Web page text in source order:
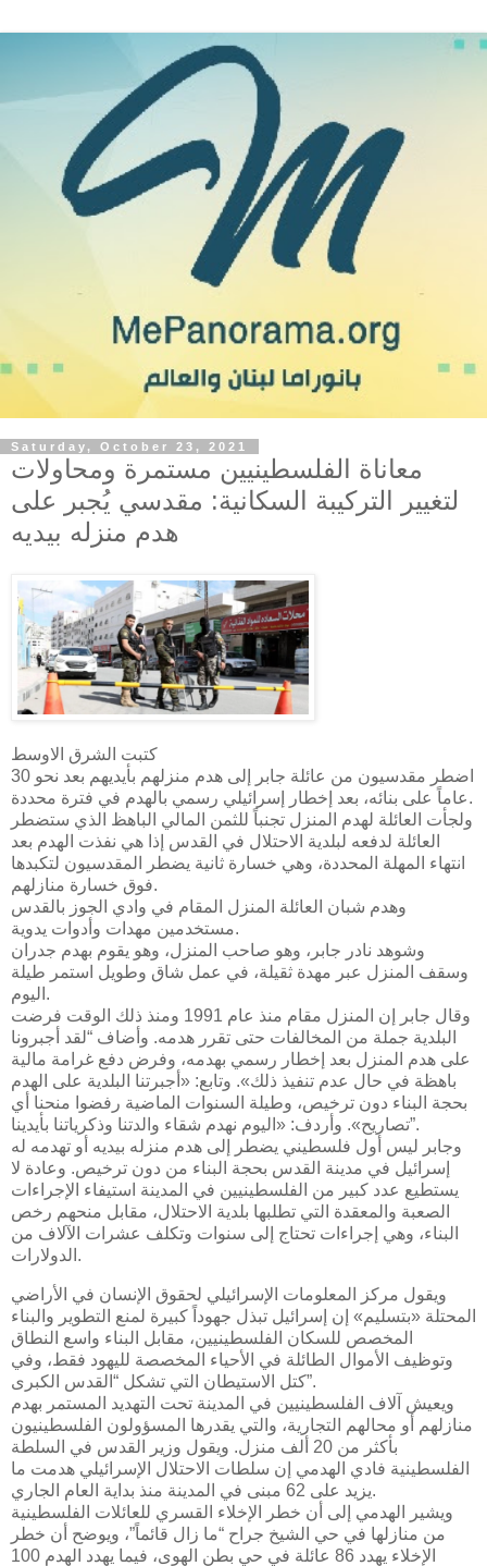
Saturday, October 23, 2021
معاناة الفلسطينيين مستمرة ومحاولات
لتغيير التركيبة السكانية: مقدسي يُجبر على
هدم منزله بيديه
كتبت الشرق الاوسط
اضطر مقدسيون من عائلة جابر إلى هدم منزلهم بأيديهم بعد نحو 30
عاماً على بنائه، بعد إخطار إسرائيلي رسمي بالهدم في فترة محددة.
ولجأت العائلة لهدم المنزل تجنباً للثمن المالي الباهظ الذي ستضطر
العائلة لدفعه لبلدية الاحتلال في القدس إذا هي نفذت الهدم بعد
انتهاء المهلة المحددة، وهي خسارة ثانية يضطر المقدسيون لتكبدها
فوق خسارة منازلهم.
وهدم شبان العائلة المنزل المقام في وادي الجوز بالقدس
مستخدمين مهدات وأدوات يدوية.
وشوهد نادر جابر، وهو صاحب المنزل، وهو يقوم بهدم جدران
وسقف المنزل عبر مهدة ثقيلة، في عمل شاق وطويل استمر طيلة
اليوم.
وقال جابر إن المنزل مقام منذ عام 1991 ومنذ ذلك الوقت فرضت
البلدية جملة من المخالفات حتى تقرر هدمه. وأضاف “لقد أجبرونا
على هدم المنزل بعد إخطار رسمي بهدمه، وفرض دفع غرامة مالية
باهظة في حال عدم تنفيذ ذلك». وتابع: «أجبرتنا البلدية على الهدم
بحجة البناء دون ترخيص، وطيلة السنوات الماضية رفضوا منحنا أي
تصاريح». وأردف: «اليوم نهدم شقاء والدتنا وذكرياتنا بأيدينا”.
وجابر ليس أول فلسطيني يضطر إلى هدم منزله بيديه أو تهدمه له
إسرائيل في مدينة القدس بحجة البناء من دون ترخيص. وعادة لا
يستطيع عدد كبير من الفلسطينيين في المدينة استيفاء الإجراءات
الصعبة والمعقدة التي تطلبها بلدية الاحتلال، مقابل منحهم رخص
البناء، وهي إجراءات تحتاج إلى سنوات وتكلف عشرات الآلاف من
الدولارات.
ويقول مركز المعلومات الإسرائيلي لحقوق الإنسان في الأراضي
المحتلة «بتسليم» إن إسرائيل تبذل جهوداً كبيرة لمنع التطوير والبناء
المخصص للسكان الفلسطينيين، مقابل البناء واسع النطاق
وتوظيف الأموال الطائلة في الأحياء المخصصة لليهود فقط، وفي
كتل الاستيطان التي تشكل “القدس الكبرى”.
ويعيش آلاف الفلسطينيين في المدينة تحت التهديد المستمر بهدم
منازلهم أو محالهم التجارية، والتي يقدرها المسؤولون الفلسطينيون
بأكثر من 20 ألف منزل. ويقول وزير القدس في السلطة
الفلسطينية فادي الهدمي إن سلطات الاحتلال الإسرائيلي هدمت ما
يزيد على 62 مبنى في المدينة منذ بداية العام الجاري.
ويشير الهدمي إلى أن خطر الإخلاء القسري للعائلات الفلسطينية
من منازلها في حي الشيخ جراح “ما زال قائماً”، ويوضح أن خطر
الإخلاء يهدد 86 عائلة في حي بطن الهوى، فيما يهدد الهدم 100